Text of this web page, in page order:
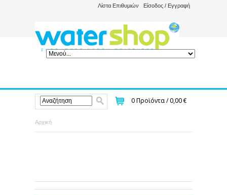
Λίστα Επιθυμιών Είσοδος / Εγγραφή
0Προϊόντα /0,00 €
Αρχική